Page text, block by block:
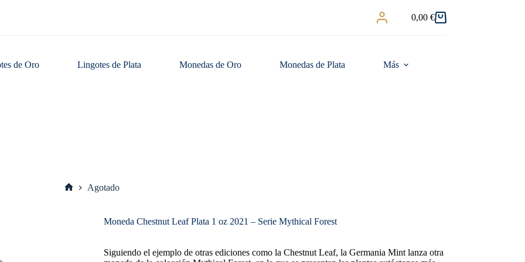
Carro
0,00 €
de Oro Lingotes de Plata Monedas de Oro Monedas de Plata Más
Agotado
Moneda Chestnut Leaf Plata 1 oz 2021 – Serie Mythical Forest
Siguiendo el ejemplo de otras ediciones como la Chestnut Leaf, la Germania Mint lanza otra